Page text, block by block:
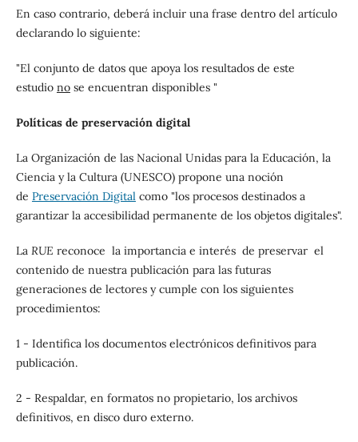
En caso contrario, deberá incluir una frase dentro del artículo
declarando lo siguiente:
"El conjunto de datos que apoya los resultados de este
estudio nose encuentran disponibles "
Políticas de preservación digital
La Organización de las Nacional Unidas para la Educación, la
Ciencia y la Cultura (UNESCO) propone una noción
de Preservación Digitalcomo "los procesos destinados a
garantizar la accesibilidad permanente de los objetos digitales".
La RUE reconoce la importancia e interés de preservar el
contenido de nuestra publicación para las futuras
generaciones de lectores y cumple con los siguientes
procedimientos:
1 - Identifica los documentos electrónicos definitivos para
publicación.
2 - Respaldar, en formatos no propietario, los archivos
definitivos, en disco duro externo.